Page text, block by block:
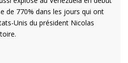
de 770% dans les jours qui ont
Unis du président Nicolas